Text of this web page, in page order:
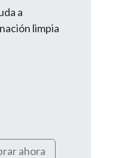
a
limpia
ahora